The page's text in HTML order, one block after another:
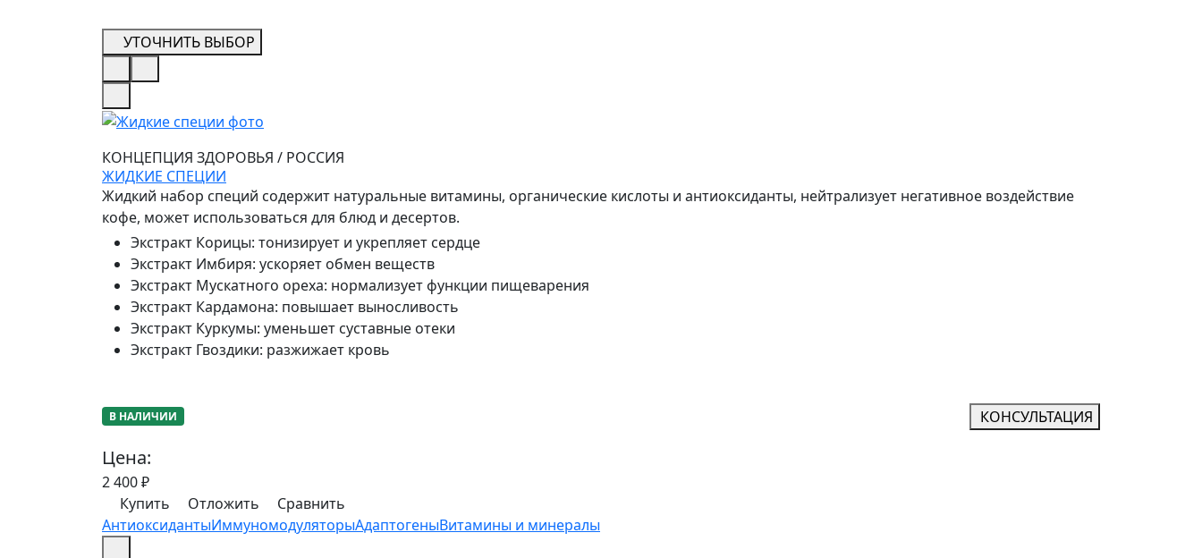
УТОЧНИТЬ ВЫБОР
КОНЦЕПЦИЯ ЗДОРОВЬЯ / РОССИЯ
ЖИДКИЕ СПЕЦИИ
Жидкий набор специй содержит натуральные витамины, органические кислоты и антиоксиданты, нейтрализует негативное воздействие
кофе, может использоваться для блюд и десертов.
Экстракт Корицы: тонизирует и укрепляет сердце
Экстракт Имбиря: ускоряет обмен веществ
Экстракт Мускатного ореха: нормализует функции пищеварения
Экстракт Кардамона: повышает выносливость
Экстракт Куркумы: уменьшет суставные отеки
Экстракт Гвоздики: разжижает кровь
В НАЛИЧИИ КОНСУЛЬТАЦИЯ
Цена:
2 400₽
Купить
Отложить
Сравнить
АнтиоксидантыИммуномодуляторыАдаптогеныВитамины и минералы